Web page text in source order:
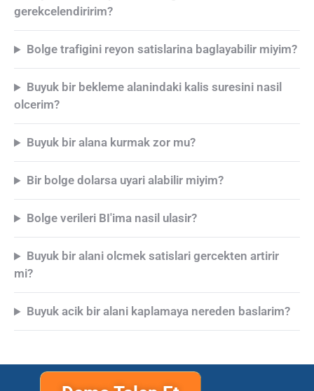
gerekcelendiririm?
Bolge trafigini reyon satislarina baglayabilir miyim?
Buyuk bir bekleme alanindaki kalis suresini nasil
olcerim?
Buyuk bir alana kurmak zor mu?
Bir bolge dolarsa uyari alabilir miyim?
Bolge verileri BI'ima nasil ulasir?
Buyuk bir alani olcmek satislari gercekten artirir
mi?
Buyuk acik bir alani kaplamaya nereden baslarim?